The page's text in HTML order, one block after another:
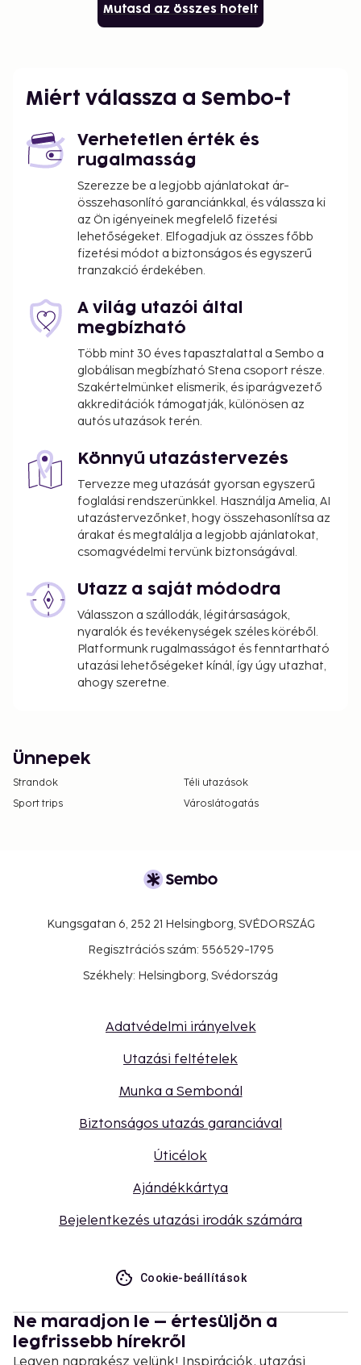
Mutasd az összes hotelt
Miért válassza a Sembo-t
Verhetetlen érték és
rugalmasság
Szerezze be a legjobb ajánlatokat ár-
összehasonlító garanciánkkal, és válassza ki
az Ön igényeinek megfelelő fizetési
lehetőségeket. Elfogadjuk az összes főbb
fizetési módot a biztonságos és egyszerű
tranzakció érdekében.
A világ utazói által
megbízható
Több mint 30 éves tapasztalattal a Sembo a
globálisan megbízható Stena csoport része.
Szakértelmünket elismerik, és iparágvezető
akkreditációk támogatják, különösen az
autós utazások terén.
Könnyű utazástervezés
Tervezze meg utazását gyorsan egyszerű
foglalási rendszerünkkel. Használja Amelia, AI
utazástervezőnket, hogy összehasonlítsa az
árakat és megtalálja a legjobb ajánlatokat,
csomagvédelmi tervünk biztonságával.
Utazz a saját módodra
Válasszon a szállodák, légitársaságok,
nyaralók és tevékenységek széles köréből.
Platformunk rugalmasságot és fenntartható
utazási lehetőségeket kínál, így úgy utazhat,
ahogy szeretne.
Ünnepek
Strandok
Téli utazások
Sport trips
Városlátogatás
Kungsgatan 6, 252 21 Helsingborg, SVÉDORSZÁG
Regisztrációs szám: 556529-1795
Székhely: Helsingborg, Svédország
Adatvédelmi irányelvek
Utazási feltételek
Munka a Sembonál
Biztonságos utazás garanciával
Úticélok
Ajándékkártya
Bejelentkezés utazási irodák számára
Cookie-beállítások
Ne maradjon le – értesüljön a
legfrissebb hírekről